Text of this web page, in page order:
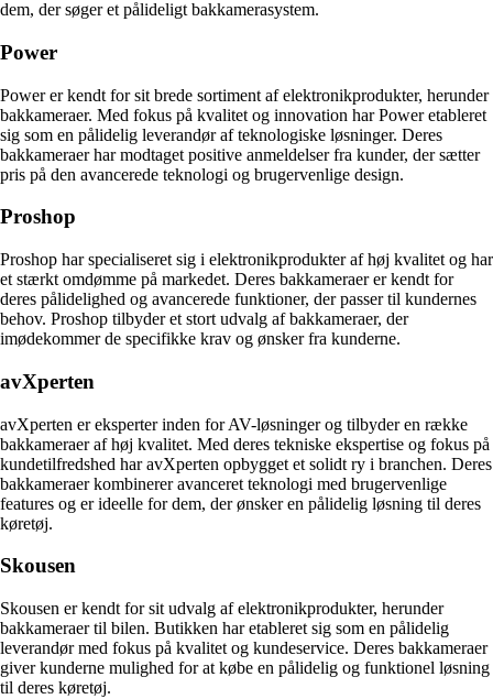
dem, der søger et pålideligt bakkamerasystem.
Power
Power er kendt for sit brede sortiment af elektronikprodukter, herunder
bakkameraer. Med fokus på kvalitet og innovation har Power etableret
sig som en pålidelig leverandør af teknologiske løsninger. Deres
bakkameraer har modtaget positive anmeldelser fra kunder, der sætter
pris på den avancerede teknologi og brugervenlige design.
Proshop
Proshop har specialiseret sig i elektronikprodukter af høj kvalitet og har
et stærkt omdømme på markedet. Deres bakkameraer er kendt for
deres pålidelighed og avancerede funktioner, der passer til kundernes
behov. Proshop tilbyder et stort udvalg af bakkameraer, der
imødekommer de specifikke krav og ønsker fra kunderne.
avXperten
avXperten er eksperter inden for AV-løsninger og tilbyder en række
bakkameraer af høj kvalitet. Med deres tekniske ekspertise og fokus på
kundetilfredshed har avXperten opbygget et solidt ry i branchen. Deres
bakkameraer kombinerer avanceret teknologi med brugervenlige
features og er ideelle for dem, der ønsker en pålidelig løsning til deres
køretøj.
Skousen
Skousen er kendt for sit udvalg af elektronikprodukter, herunder
bakkameraer til bilen. Butikken har etableret sig som en pålidelig
leverandør med fokus på kvalitet og kundeservice. Deres bakkameraer
giver kunderne mulighed for at købe en pålidelig og funktionel løsning
til deres køretøj.